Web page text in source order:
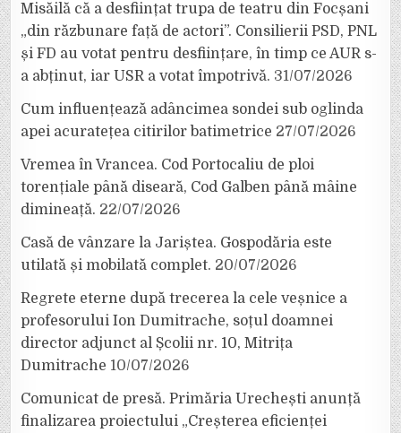
Misăilă că a desființat trupa de teatru din Focșani
„din răzbunare față de actori”. Consilierii PSD, PNL
și FD au votat pentru desființare, în timp ce AUR s-
a abținut, iar USR a votat împotrivă. 31/07/2026
Cum influențează adâncimea sondei sub oglinda
apei acuratețea citirilor batimetrice 27/07/2026
Vremea în Vrancea. Cod Portocaliu de ploi
torențiale până diseară, Cod Galben până mâine
dimineață. 22/07/2026
Casă de vânzare la Jariștea. Gospodăria este
utilată și mobilată complet. 20/07/2026
Regrete eterne după trecerea la cele veșnice a
profesorului Ion Dumitrache, soțul doamnei
director adjunct al Școlii nr. 10, Mitrița
Dumitrache 10/07/2026
Comunicat de presă. Primăria Urechești anunță
finalizarea proiectului „Creșterea eficienței